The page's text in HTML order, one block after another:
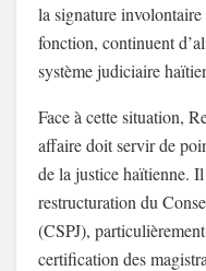
la signature
fonction, continuent
système judiciaire
Face à cette situation,
affaire doit servir de
de la justice haïtienne.
restructuration du
(CSPJ),
certification des